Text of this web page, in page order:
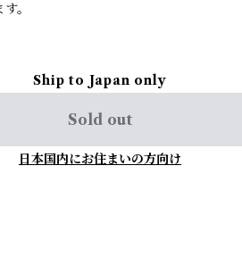
。
Ship to Japan only
Sold out
日本国内にお住まいの方向け